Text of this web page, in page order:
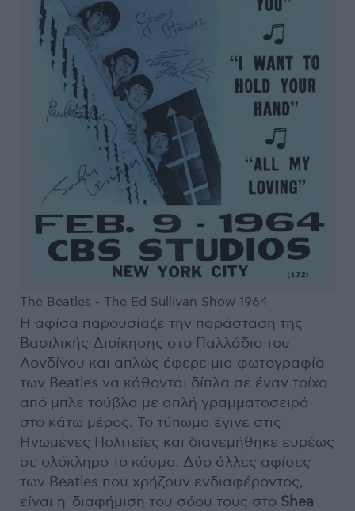
The Beatles - The Ed Sullivan Show 1964
Η αφίσα παρουσίαζε την παράσταση της
Βασιλικής Διοίκησης στο Παλλάδιο του
Λονδίνου και απλώς έφερε μια φωτογραφία
των Beatles να κάθονται δίπλα σε έναν τοίχο
από μπλε τούβλα με απλή γραμματοσειρά
στο κάτω μέρος. Το τύπωμα έγινε στις
Ηνωμένες Πολιτείες και διανεμήθηκε ευρέως
σε ολόκληρο το κόσμο. Δύο άλλες αφίσες
των Beatles που χρήζουν ενδιαφέροντος,
είναι η διαφήμιση του σόου τους στο Shea